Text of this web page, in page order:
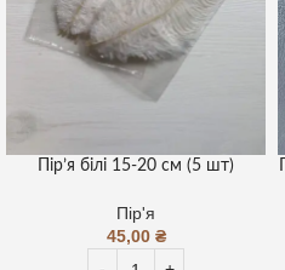
Пір’я білі 15-20 см (5 шт)
Пір'я
45,00 ₴